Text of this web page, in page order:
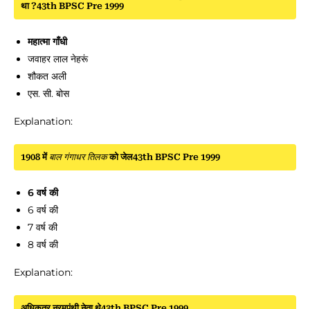
था ?43th BPSC Pre 1999
महात्मा गाँधी
जवाहर लाल नेहरूं
शौकत अली
एस. सी. बोस
Explanation:
1908 में बाल गंगाधर तिलकको जेल43th BPSC Pre 1999
6 वर्ष की
6 वर्ष की
7 वर्ष की
8 वर्ष की
Explanation: